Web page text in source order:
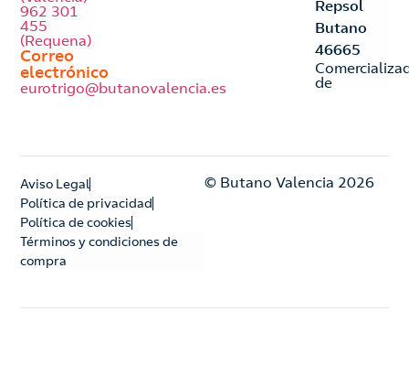
962 301
455
(Requena)
Correo
electrónico
eurotrigo@butanovalencia.es
Repsol
Butano
46665
de
Aviso Legal
Política de privacidad
Política de cookies
Términos y condiciones de
compra
© Butano Valencia 2026